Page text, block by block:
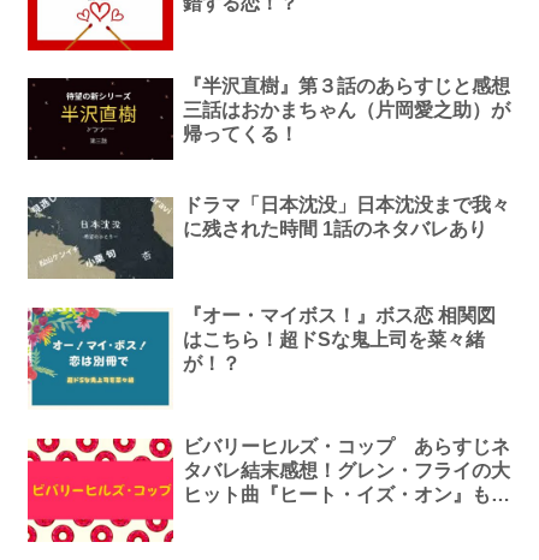
『半沢直樹』第３話のあらすじと感想
三話はおかまちゃん（片岡愛之助）が
帰ってくる！
ドラマ「日本沈没」日本沈没まで我々
に残された時間 1話のネタバレあり
『オー・マイボス！』ボス恋 相関図
はこちら！超ドSな鬼上司を菜々緒
が！？
ビバリーヒルズ・コップ あらすじネ
タバレ結末感想！グレン・フライの大
ヒット曲『ヒート・イズ・オン』も懐